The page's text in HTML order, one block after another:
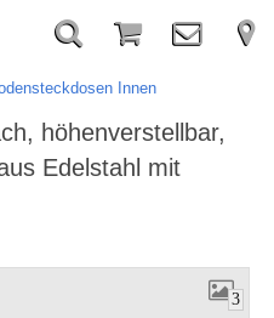
Innen
höhenverstellbar,
Edelstahl mit
3